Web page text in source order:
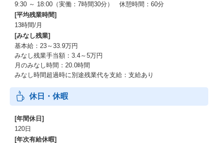
9:30 ～ 18:00（実働：7時間30分） 休憩時間：60分
[平均残業時間]
13時間/月
[みなし残業]
基本給：23～33.9万円
みなし残業手当額：3.4～5万円
月のみなし時間：20.0時間
みなし時間超過時に別途残業代を支給：支給あり
休日・休暇
[年間休日]
120日
[年次有給休暇]